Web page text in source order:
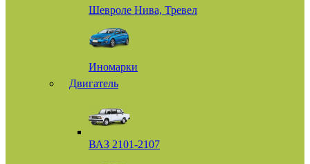
Шевроле Нива, Тревел
Иномарки
Двигатель
ВАЗ 2101-2107